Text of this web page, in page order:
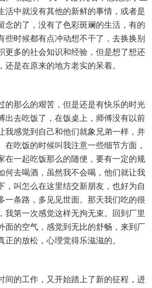
活中就没有其他的新鲜的事情，或者是
念的了，没有了色彩斑斓的生活，有的
些时候都有点冲动想不干了，去换换别
更多的社会知识和经验，但是想了想还
还是在原来的地方老实的呆着。
的那么的艰苦，但是还是有快乐的时光
出去吃饭了，在饭桌上，师傅没有以前
我感觉到自己和他们就象兄弟一样，并
在吃饭的时候叫我注意一些细节方面，
在一起吃饭那么的随便，要有一定的规
何去喝酒，虽然我不会喝，他们就让我
，叫怎么在这里结交新朋友，也好为自
一条路，多见见世面。那天我们吃的很
我第一次感觉这样无拘无束。回到厂里
面的空气，感觉到无比的舒畅，来到厂
正的放松，心理觉得乐滋滋的。
间的工作，又开始踏上了新的征程，进